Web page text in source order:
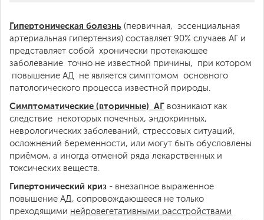
Гипертоническая болезнь (первичная, эссенциальная
артериальная гипертензия) составляет 90% случаев АГ и
представляет собой хронически протекающее
заболевание точно не известной причины, при котором
повышение АД не является симптомом основного
патологического процесса известной природы.
Симптоматические (вторичные) АГ возникают как
следствие некоторых почечных, эндокринных,
неврологических заболеваний, стрессовых ситуаций,
осложнений беременности, или могут быть обусловлены
приёмом, а иногда отменой ряда лекарственных и
токсических веществ.
Гипертонический криз - внезапное выраженное
повышение АД, сопровождающееся не только
преходящими нейровегетативными расстройствами